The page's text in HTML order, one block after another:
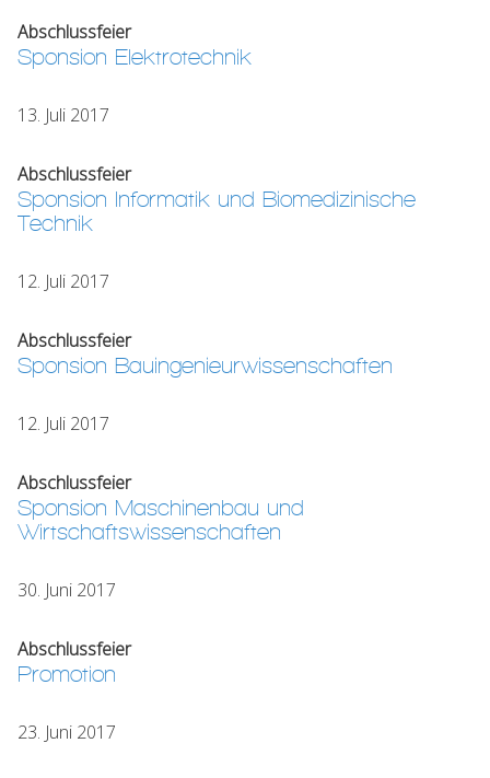
Abschlussfeier
Sponsion Elektrotechnik
13. Juli 2017
Abschlussfeier
Sponsion Informatik und Biomedizinische
Technik
12. Juli 2017
Abschlussfeier
Sponsion Bauingenieurwissenschaften
12. Juli 2017
Abschlussfeier
Sponsion Maschinenbau und
Wirtschaftswissenschaften
30. Juni 2017
Abschlussfeier
Promotion
23. Juni 2017